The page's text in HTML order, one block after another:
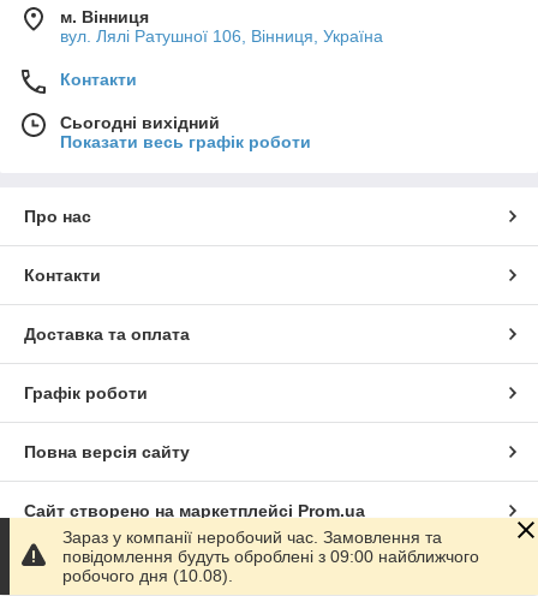
м. Вінниця
вул. Лялі Ратушної 106, Вінниця, Україна
Контакти
Сьогодні вихідний
Показати весь графік роботи
Про нас
Контакти
Доставка та оплата
Графік роботи
Повна версія сайту
Сайт створено на маркетплейсі Prom.ua
Політика конфіденційності
Зараз у компанії неробочий час. Замовлення та
повідомлення будуть оброблені з 09:00 найближчого
робочого дня (10.08).